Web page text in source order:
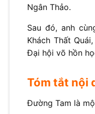
Ngân Thảo.
Sau đó, anh
Khách Thất
Đại hội võ hồn
Tóm tắt nội
Đường Tam là